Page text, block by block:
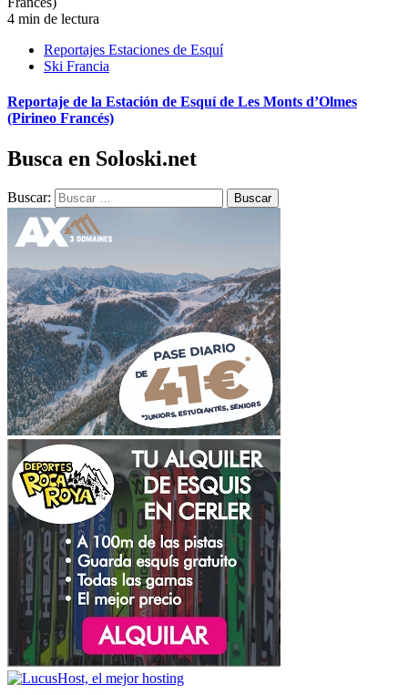
4 min de lectura
Reportajes Estaciones de Esquí
Ski Francia
Reportaje de la Estación de Esquí de Les Monts d’Olmes
(Pirineo Francés)
Busca en Soloski.net
Buscar: